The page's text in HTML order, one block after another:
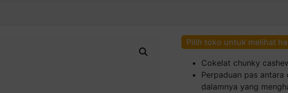
Pilih toko untuk melihat
Cokelat chunky
Perpaduan pas
dalamnya yang